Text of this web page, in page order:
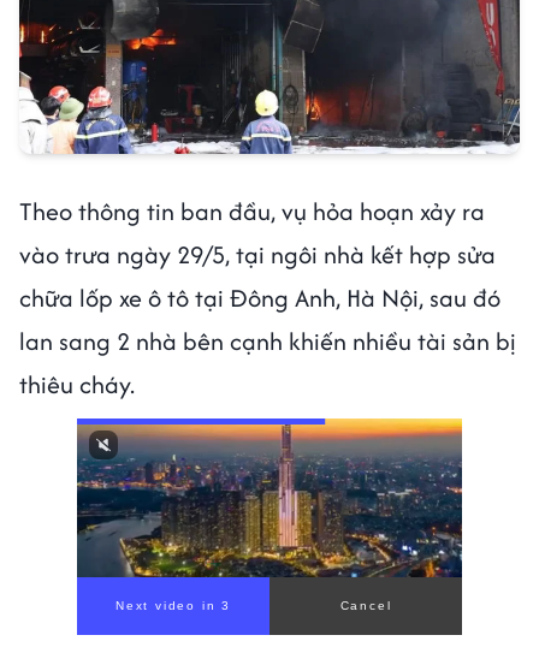
Theo thông tin ban đầu, vụ hỏa hoạn xảy ra
vào trưa ngày 29/5, tại ngôi nhà kết hợp sửa
chữa lốp xe ô tô tại Đông Anh, Hà Nội, sau đó
lan sang 2 nhà bên cạnh khiến nhiều tài sản bị
thiêu cháy.
Next video in 1 Cancel